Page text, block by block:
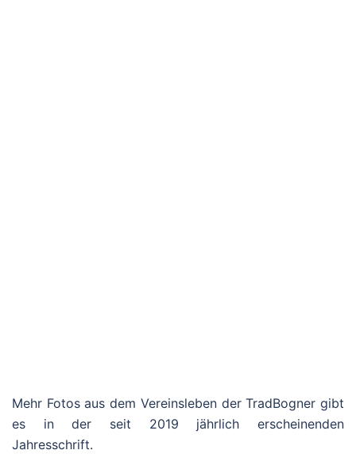
Mehr Fotos aus dem Vereinsleben der TradBogner gibt
es in der seit 2019 jährlich erscheinenden